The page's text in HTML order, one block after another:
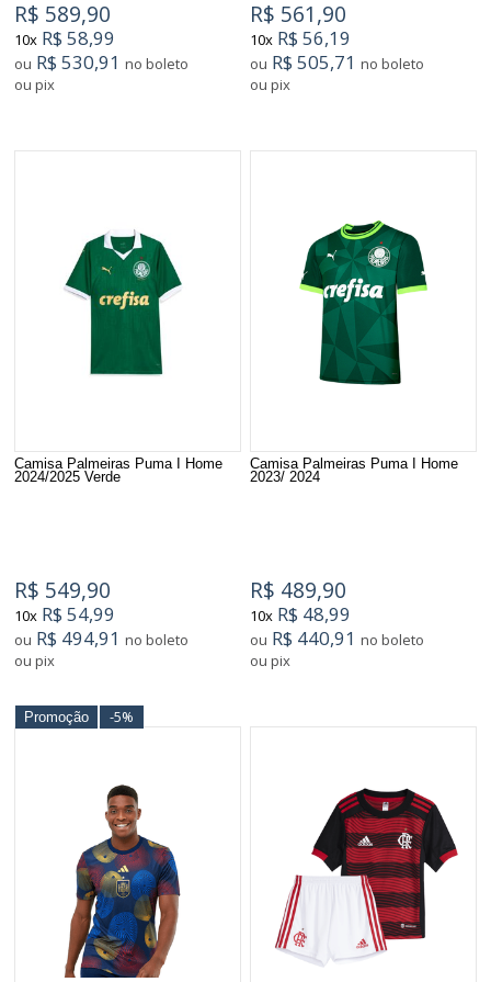
R$ 589,90
10x R$ 58,99
ou R$ 530,91 no boleto
ou pix
R$ 561,90
10x R$ 56,19
ou R$ 505,71 no boleto
ou pix
Camisa Palmeiras Puma I Home
2024/2025 Verde
R$ 549,90
10x R$ 54,99
ou R$ 494,91 no boleto
ou pix
Camisa Palmeiras Puma I Home
2023/ 2024
R$ 489,90
10x R$ 48,99
ou R$ 440,91 no boleto
ou pix
Promoção -5%